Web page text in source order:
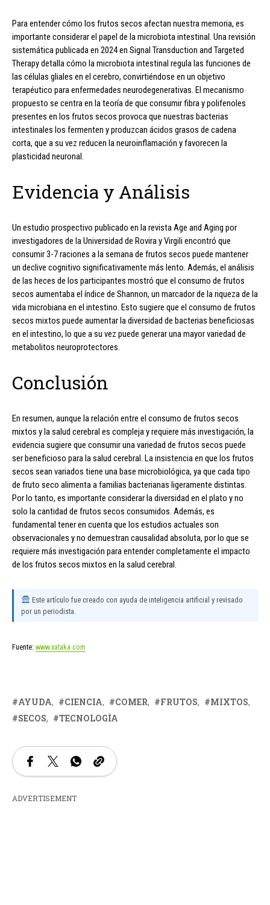
Para entender cómo los frutos secos afectan nuestra memoria, es
importante considerar el papel de la microbiota intestinal. Una revisión
sistemática publicada en 2024 en Signal Transduction and Targeted
Therapy detalla cómo la microbiota intestinal regula las funciones de
las células gliales en el cerebro, convirtiéndose en un objetivo
terapéutico para enfermedades neurodegenerativas. El mecanismo
propuesto se centra en la teoría de que consumir fibra y polifenoles
presentes en los frutos secos provoca que nuestras bacterias
intestinales los fermenten y produzcan ácidos grasos de cadena
corta, que a su vez reducen la neuroinflamación y favorecen la
plasticidad neuronal.
Evidencia y Análisis
Un estudio prospectivo publicado en la revista Age and Aging por
investigadores de la Universidad de Rovira y Virgili encontró que
consumir 3-7 raciones a la semana de frutos secos puede mantener
un declive cognitivo significativamente más lento. Además, el análisis
de las heces de los participantes mostró que el consumo de frutos
secos aumentaba el índice de Shannon, un marcador de la riqueza de la
vida microbiana en el intestino. Esto sugiere que el consumo de frutos
secos mixtos puede aumentar la diversidad de bacterias beneficiosas
en el intestino, lo que a su vez puede generar una mayor variedad de
metabolitos neuroprotectores.
Conclusión
En resumen, aunque la relación entre el consumo de frutos secos
mixtos y la salud cerebral es compleja y requiere más investigación, la
evidencia sugiere que consumir una variedad de frutos secos puede
ser beneficioso para la salud cerebral. La insistencia en que los frutos
secos sean variados tiene una base microbiológica, ya que cada tipo
de fruto seco alimenta a familias bacterianas ligeramente distintas.
Por lo tanto, es importante considerar la diversidad en el plato y no
solo la cantidad de frutos secos consumidos. Además, es
fundamental tener en cuenta que los estudios actuales son
observacionales y no demuestran causalidad absoluta, por lo que se
requiere más investigación para entender completamente el impacto
de los frutos secos mixtos en la salud cerebral.
Este artículo fue creado con ayuda de inteligencia artificial y revisado
por un periodista.
Fuente: www.xataka.com
AYUDA CIENCIA COMER FRUTOS
MIXTOS
SECOS
TECNOLOGÍA
ADVERTISEMENT